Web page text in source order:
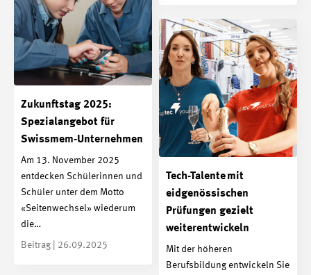
Zukunftstag 2025:
Spezialangebot für
Swissmem-Unternehmen
Am 13. November 2025
entdecken Schülerinnen und
Schüler unter dem Motto
«Seitenwechsel» wiederum
die…
Beitrag | 26.09.2025
Tech-Talente mit
eidgenössischen
Prüfungen gezielt
weiterentwickeln
Mit der höheren
Berufsbildung entwickeln Sie